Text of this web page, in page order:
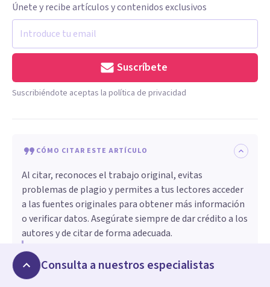
Únete y recibe artículos y contenidos exclusivos
Suscríbete
Suscribiéndote aceptas la política de privacidad
CÓMO CITAR ESTE ARTÍCULO
Al citar, reconoces el trabajo original, evitas
problemas de plagio y permites a tus lectores acceder
a las fuentes originales para obtener más información
o verificar datos. Asegúrate siempre de dar crédito a los
autores y de citar de forma adecuada.
más comunes en Portugal (y su significado).Portal
Psicología y Mente.
Consulta a nuestros especialistas